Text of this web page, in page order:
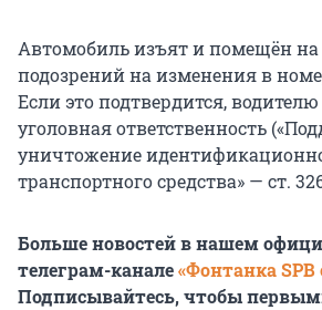
Автомобиль изъят и помещён на
подозрений на изменения в
Если это подтвердится,
уголовная ответственность
уничтожение
транспортного средства» — ст.
Больше новостей в нашем
телеграм-канале«Фонтанка SPB
Подписывайтесь, чтобы